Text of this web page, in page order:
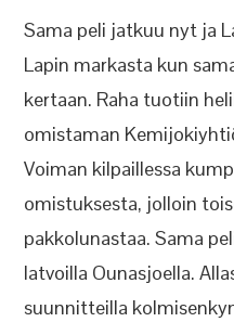
Sama peli jatkuu nyt ja
Lapin markasta kun
kertaan. Raha tuotiin
omistaman
Voiman kilpaillessa
omistuksesta, jolloin
pakkolunastaa. Sama
latvoilla Ounasjoella.
suunnitteilla